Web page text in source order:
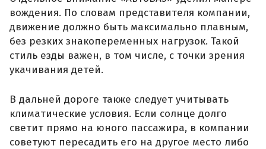
вождения. По словам представителя компании,
движение должно быть максимально плавным,
без резких знакопеременных нагрузок. Такой
стиль езды важен, в том числе, с точки зрения
укачивания детей.
В дальней дороге также следует учитывать
климатические условия. Если солнце долго
светит прямо на юного пассажира, в компании
советуют пересадить его на другое место либо